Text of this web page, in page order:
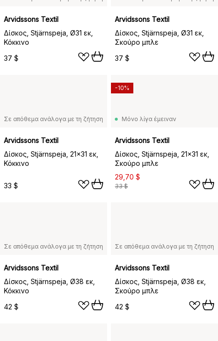
Arvidssons Textil
Δίσκος, Stjärnspeja, Ø31 εκ,
Κόκκινο
37 $
Arvidssons Textil
Δίσκος, Stjärnspeja, Ø31 εκ,
Σκούρο μπλε
37 $
Σε απόθεμα ανάλογα με τη ζήτηση
Arvidssons Textil
Δίσκος, Stjärnspeja, 21x31 εκ,
Κόκκινο
33 $
Μόνο λίγα έμειναν
Arvidssons Textil
Δίσκος, Stjärnspeja, 21x31 εκ,
Σκούρο μπλε
29,70 $
33 $
-10%
Σε απόθεμα ανάλογα με τη ζήτηση
Arvidssons Textil
Δίσκος, Stjärnspeja, Ø38 εκ,
Κόκκινο
42 $
Σε απόθεμα ανάλογα με τη ζήτηση
Arvidssons Textil
Δίσκος, Stjärnspeja, Ø38 εκ,
Σκούρο μπλε
42 $